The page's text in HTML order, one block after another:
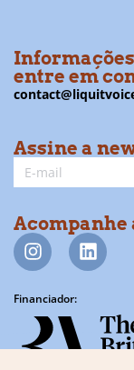
entre em
Assine a
Acompanhe
Financiador: